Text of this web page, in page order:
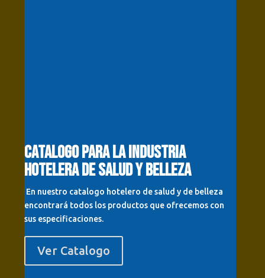
Catalogo parala industria
Hotelera de Salud y Belleza
En nuestro catalogo hotelero de salud y de belleza
encontrará todos los productos que ofrecemos con
sus especificaciones.
Ver Catalogo